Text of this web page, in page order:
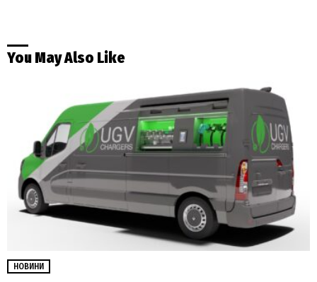
You May Also Like
НОВИНИ